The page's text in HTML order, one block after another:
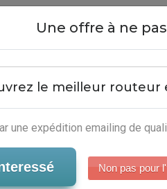
- Plateforme
Newsletter
Emailing
Close
Une offre à ne
le meilleur routeur
une expédition emailing de
Non pas pour